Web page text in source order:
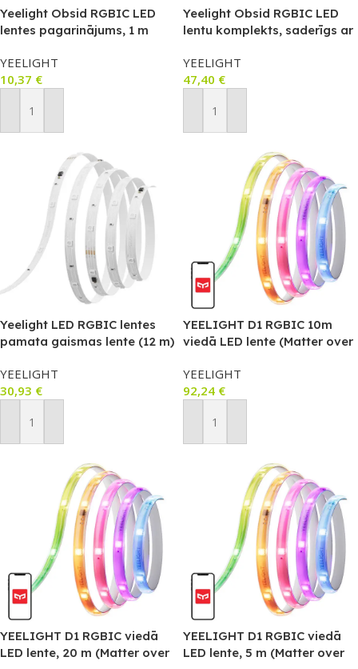
Yeelight Obsid RGBIC LED
lentes pagarinājums, 1 m
YEELIGHT
10,37 €
Pievienot Grozam
Yeelight Obsid RGBIC LED
lentu komplekts, saderīgs ar
YEELIGHT
47,40 €
Pievienot Grozam
Yeelight LED RGBIC lentes
pamata gaismas lente (12 m)
YEELIGHT
30,93 €
Pievienot Grozam
YEELIGHT D1 RGBIC 10m
viedā LED lente (Matter over
YEELIGHT
92,24 €
Pievienot Grozam
YEELIGHT D1 RGBIC viedā
LED lente, 20 m (Matter over
YEELIGHT D1 RGBIC viedā
LED lente, 5 m (Matter over